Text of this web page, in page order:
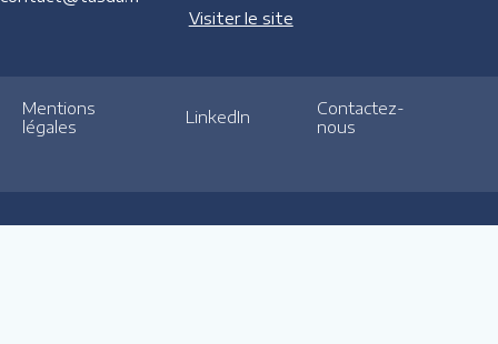
Visiter le site
Mentions
légales
LinkedIn
Contactez-
nous